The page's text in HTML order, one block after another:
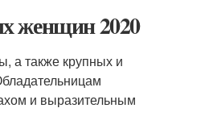
женщин 2020
а также крупных и
и выразительным